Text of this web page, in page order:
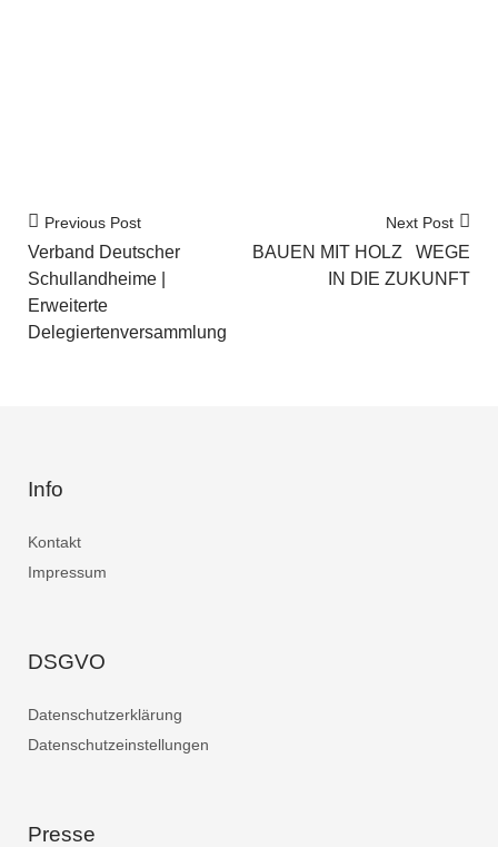
Previous Post
Verband Deutscher
Schullandheime |
Erweiterte
Delegiertenversammlung
Next Post
BAUEN MIT HOLZ WEGE
IN DIE ZUKUNFT
Info
Kontakt
Impressum
DSGVO
Datenschutzerklärung
Datenschutzeinstellungen
Presse